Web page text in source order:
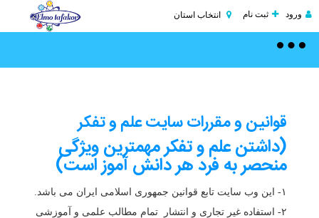
ورود ثبت نام انتخاب استان
Toggle
قوانین و مقررات سایت علم و تفکر
(داشتن علم و تفکر مهمترین ویژگی
منحصر به فرد هر دانش آموز است)
۲- استفاده غیر تجاری و انتشار تمام مطالب علمی و آموزشی